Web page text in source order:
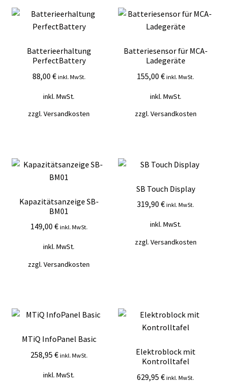
Batterieerhaltung
PerfectBattery
88,00 € inkl. MwSt.
inkl. MwSt.
zzgl.Versandkosten
Batteriesensor für MCA-
Ladegeräte
155,00€ inkl. MwSt.
inkl. MwSt.
zzgl. Versandkosten
Kapazitätsanzeige SB-
BM01
149,00 € inkl. MwSt.
inkl. MwSt.
zzgl.Versandkosten
SB Touch Display
319,90€ inkl. MwSt.
inkl. MwSt.
zzgl. Versandkosten
MTiQ InfoPanel Basic
258,95 € inkl. MwSt.
inkl. MwSt.
Elektroblock mit
Kontrolltafel
629,95€ inkl. MwSt.